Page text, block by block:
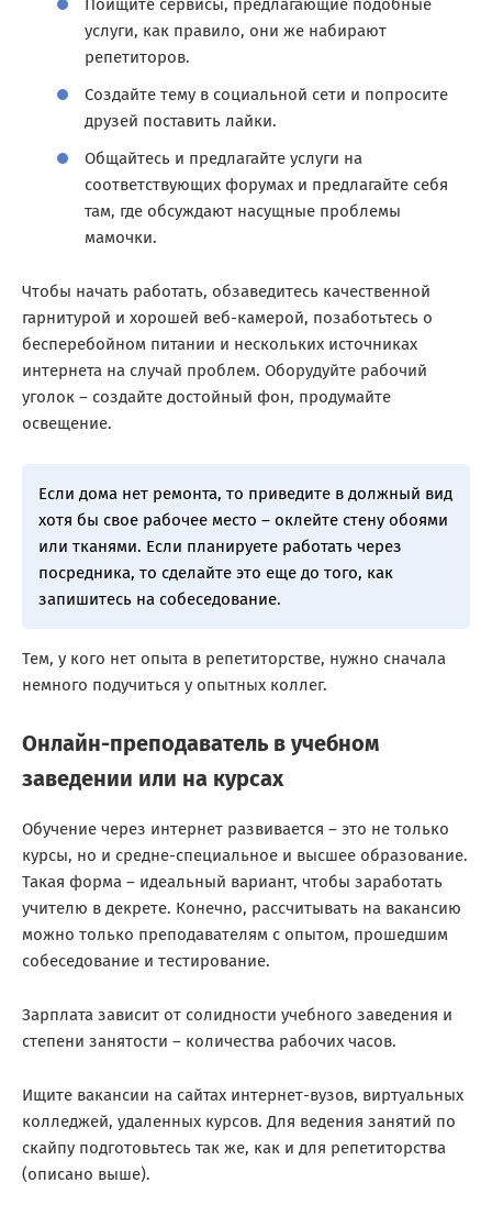
Поищите сервисы, предлагающие подобные
услуги, как правило, они же набирают
репетиторов.
Создайте тему в социальной сети и попросите
друзей поставить лайки.
Общайтесь и предлагайте услуги на
соответствующих форумах и предлагайте себя
там, где обсуждают насущные проблемы
мамочки.
Чтобы начать работать, обзаведитесь качественной
гарнитурой и хорошей веб-камерой, позаботьтесь о
бесперебойном питании и нескольких источниках
интернета на случай проблем. Оборудуйте рабочий
уголок – создайте достойный фон, продумайте
освещение.
Если дома нет ремонта, то приведите в должный вид
хотя бы свое рабочее место – оклейте стену обоями
или тканями. Если планируете работать через
посредника, то сделайте это еще до того, как
запишитесь на собеседование.
Тем, у кого нет опыта в репетиторстве, нужно сначала
немного подучиться у опытных коллег.
Онлайн-преподаватель в учебном
заведении или на курсах
Обучение через интернет развивается – это не только
курсы, но и средне-специальное и высшее образование.
Такая форма – идеальный вариант, чтобы заработать
учителю в декрете. Конечно, рассчитывать на вакансию
можно только преподавателям с опытом, прошедшим
собеседование и тестирование.
Зарплата зависит от солидности учебного заведения и
степени занятости – количества рабочих часов.
Ищите вакансии на сайтах интернет-вузов, виртуальных
колледжей, удаленных курсов. Для ведения занятий по
скайпу подготовьтесь так же, как и для репетиторства
(описано выше).